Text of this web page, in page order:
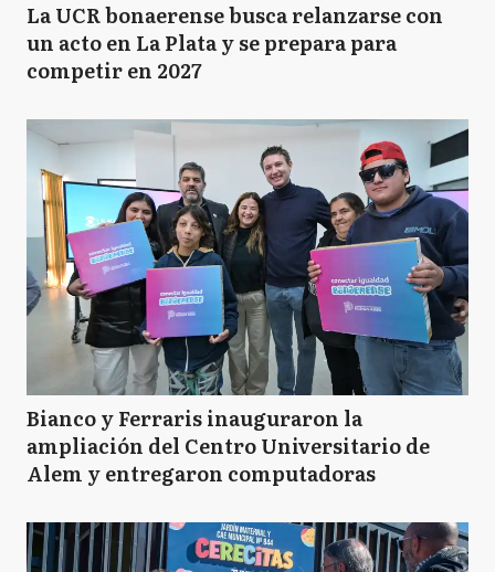
La UCR bonaerense busca relanzarse con
un acto en La Plata y se prepara para
competir en 2027
Bianco y Ferraris inauguraron la
ampliación del Centro Universitario de
Alem y entregaron computadoras